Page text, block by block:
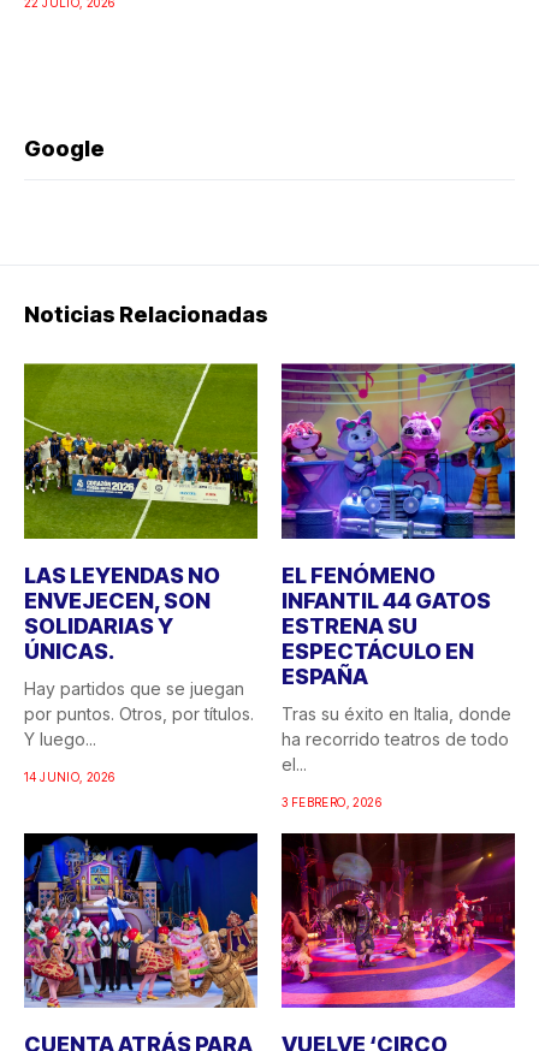
Google
Noticias Relacionadas
LAS LEYENDAS NO
ENVEJECEN, SON
SOLIDARIAS Y
ÚNICAS.
Hay partidos que se juegan
por puntos. Otros, por títulos.
Y luego...
14 JUNIO, 2026
EL FENÓMENO
INFANTIL 44 GATOS
ESTRENA SU
ESPECTÁCULO EN
ESPAÑA
Tras su éxito en Italia, donde
ha recorrido teatros de todo
el...
3 FEBRERO, 2026
CUENTA ATRÁS PARA VUELVE ‘CIRCO